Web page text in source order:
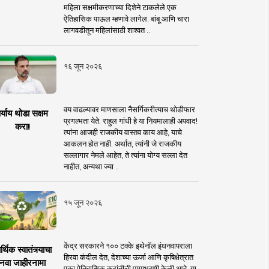
महिला सक्षमीकरणाच्या दिशेने टाकलेले एक
ऐतिहासिक पाऊल म्हणावे लागेल. बांबू आणि चारा
लागवडीतून महिलांसाठी शाश्वत ..
१६ जून २०२६
थोडा सक्षम
करा!
वय वाढल्यावर माणसाला नैसर्गिकरीत्याच थोडीफार
प्रगल्भता येते. राहुल गांधी हे या नियमालाही अपवाद!
त्यांना आजही राजकीय वास्तव काय आहे, याचे
आकलन होत नाही. अर्थात, त्यांनी जे राजकीय
सल्लागार नेमले आहेत, ते त्यांना योग्य सल्ला देत
नाहीत, अन्यथा ज्या ..
१५ जून २०२६
स्वातंत्र्याचा
जाहीरनामा
केंद्र सरकारने १०० टक्के इथेनॉल इंधनवापराला
हिरवा कंदील देत, देशाच्या ऊर्जा आणि कृषिक्षेत्रात